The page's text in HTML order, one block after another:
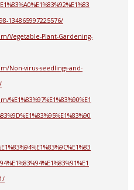
134865997225576/
Vegetable-Plant-Gardening-
Non-virus-seedlings-and-